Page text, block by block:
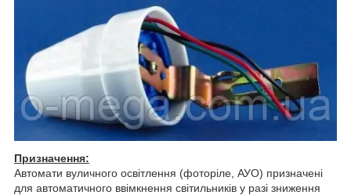
Призначення:
Автомати вуличного освітлення (фоторіле, АУО) призначені
для автоматичного ввімкнення світильників у разі зниження